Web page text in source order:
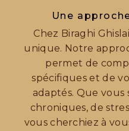
Une
Chez Biraghi
unique. Notre
permet de
spécifiques et de
adaptés. Que
chroniques, de
vous cherchiez à